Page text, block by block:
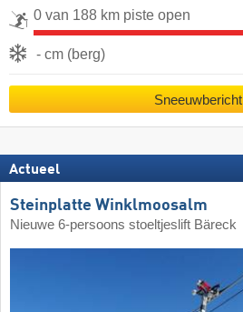
0 van 188 km piste open
- cm (berg)
Sneeuwbericht
Actueel
Steinplatte Winklmoosalm
Nieuwe 6-persoons stoeltjeslift Bäreck